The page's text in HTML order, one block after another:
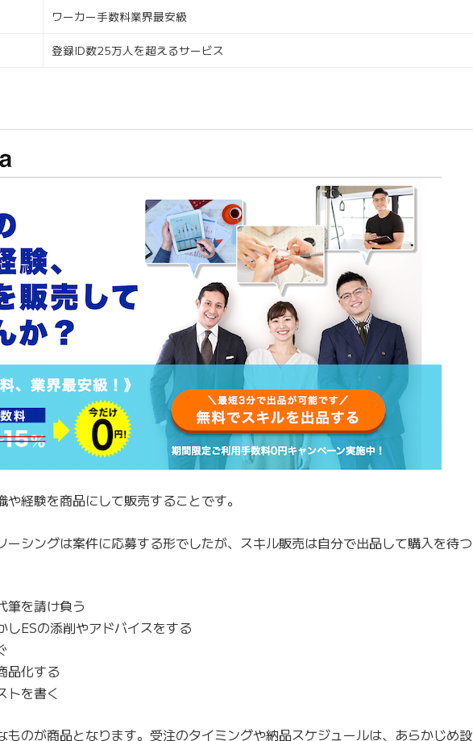
ワーカー手数料業界最安級
登録ID数25万人を超えるサービス
経験を商品にして販売することです。
ーシングは案件に応募する形でしたが、スキル販売は自分で出品して購入を待つ
筆を請け負う
しESの添削やアドバイスをする
品化する
トを書く
ものが商品となります。受注のタイミングや納品スケジュールは、あらかじめ設